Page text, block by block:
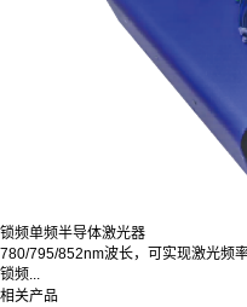
锁频单频半导体激光器
780/795/852nm波长，可实现激光频
锁频...
相关产品